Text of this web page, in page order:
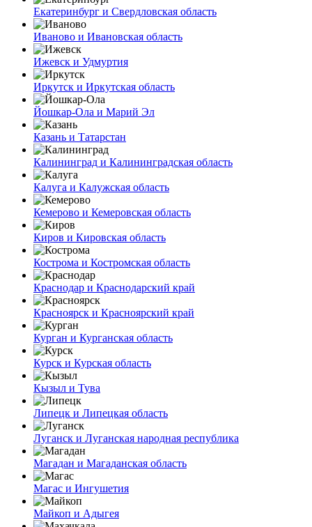
Екатеринбург и Свердловская область
Иваново и Ивановская область
Ижевск и Удмуртия
Иркутск и Иркутская область
Йошкар-Ола и Марий Эл
Казань и Татарстан
Калининград и Калининградская область
Калуга и Калужская область
Кемерово и Кемеровская область
Киров и Кировская область
Кострома и Костромская область
Краснодар и Краснодарский край
Красноярск и Красноярский край
Курган и Курганская область
Курск и Курская область
Кызыл и Тува
Липецк и Липецкая область
Луганск и Луганская народная республика
Магадан и Магаданская область
Магас и Ингушетия
Майкоп и Адыгея